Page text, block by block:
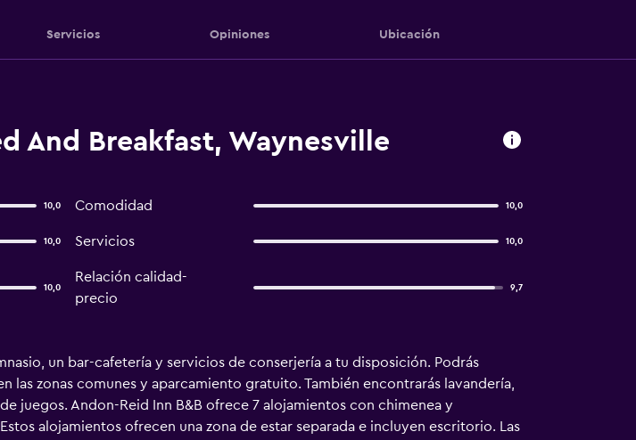
Servicios Opiniones Ubicación
And Breakfast, Waynesville
10,0 Comodidad 10,0
10,0 Servicios 10,0
10,0
Relación calidad-
precio
9,7
un bar-cafetería y servicios de conserjería a tu disposición. Podrás
zonas comunes y aparcamiento gratuito. También encontrarás lavandería,
juegos. Andon-Reid Inn B&B ofrece 7 alojamientos con chimenea y
alojamientos ofrecen una zona de estar separada e incluyen escritorio. Las